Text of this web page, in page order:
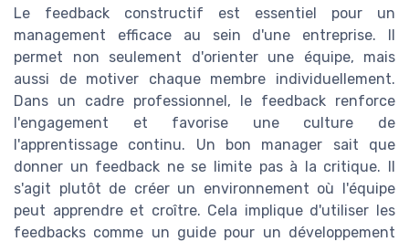
Le feedback constructif est essentiel pour un
management efficace au sein d'une entreprise. Il
permet non seulement d'orienter une équipe, mais
aussi de motiver chaque membre individuellement.
Dans un cadre professionnel, le feedback renforce
l'engagement et favorise une culture de
l'apprentissage continu. Un bon manager sait que
donner un feedback ne se limite pas à la critique. Il
s'agit plutôt de créer un environnement où l'équipe
peut apprendre et croître. Cela implique d'utiliser les
feedbacks comme un guide pour un développement